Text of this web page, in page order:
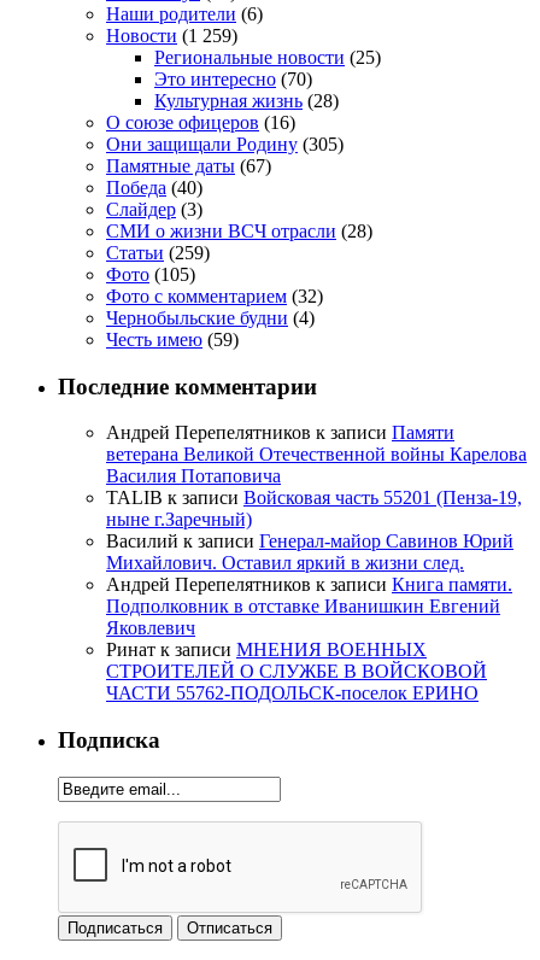
Наши родители (6)
Новости (1 259)
Региональные новости (25)
Это интересно (70)
Культурная жизнь (28)
О союзе офицеров (16)
Они защищали Родину (305)
Памятные даты (67)
Победа (40)
Слайдер (3)
СМИ о жизни ВСЧ отрасли (28)
Статьи (259)
Фото (105)
Фото с комментарием (32)
Чернобыльские будни (4)
Честь имею (59)
Последние комментарии
Андрей Перепелятников к записи Памяти
ветерана Великой Отечественной войны Карелова
Василия Потаповича
TALIB к записи Войсковая часть 55201 (Пенза-19,
ныне г.Заречный)
Василий к записи Генерал-майор Савинов Юрий
Михайлович. Оставил яркий в жизни след.
Андрей Перепелятников к записи Книга памяти.
Подполковник в отставке Иванишкин Евгений
Яковлевич
Ринат к записи МНЕНИЯ ВОЕННЫХ
СТРОИТЕЛЕЙ О СЛУЖБЕ В ВОЙСКОВОЙ
ЧАСТИ 55762-ПОДОЛЬСК-поселок ЕРИНО
Подписка